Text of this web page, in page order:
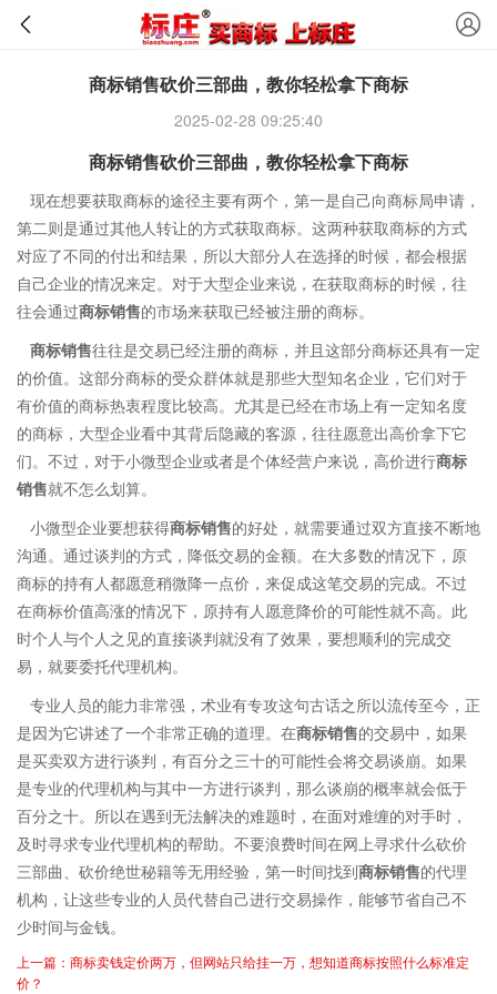
商标销售砍价三部曲，教你轻松拿下商标
2025-02-28 09:25:40
商标销售砍价三部曲，教你轻松拿下商标
现在想要获取商标的途径主要有两个，第一是自己向商标局申请，
第二则是通过其他人转让的方式获取商标。这两种获取商标的方式
对应了不同的付出和结果，所以大部分人在选择的时候，都会根据
自己企业的情况来定。对于大型企业来说，在获取商标的时候，往
往会通过商标销售的市场来获取已经被注册的商标。
商标销售往往是交易已经注册的商标，并且这部分商标还具有一定
的价值。这部分商标的受众群体就是那些大型知名企业，它们对于
有价值的商标热衷程度比较高。尤其是已经在市场上有一定知名度
的商标，大型企业看中其背后隐藏的客源，往往愿意出高价拿下它
们。不过，对于小微型企业或者是个体经营户来说，高价进行商标
销售就不怎么划算。
小微型企业要想获得商标销售的好处，就需要通过双方直接不断地
沟通。通过谈判的方式，降低交易的金额。在大多数的情况下，原
商标的持有人都愿意稍微降一点价，来促成这笔交易的完成。不过
在商标价值高涨的情况下，原持有人愿意降价的可能性就不高。此
时个人与个人之见的直接谈判就没有了效果，要想顺利的完成交
易，就要委托代理机构。
专业人员的能力非常强，术业有专攻这句古话之所以流传至今，正
是因为它讲述了一个非常正确的道理。在商标销售的交易中，如果
是买卖双方进行谈判，有百分之三十的可能性会将交易谈崩。如果
是专业的代理机构与其中一方进行谈判，那么谈崩的概率就会低于
百分之十。所以在遇到无法解决的难题时，在面对难缠的对手时，
及时寻求专业代理机构的帮助。不要浪费时间在网上寻求什么砍价
三部曲、砍价绝世秘籍等无用经验，第一时间找到商标销售的代理
机构，让这些专业的人员代替自己进行交易操作，能够节省自己不
少时间与金钱。
上一篇：商标卖钱定价两万，但网站只给挂一万，想知道商标按照什么标准定
价？